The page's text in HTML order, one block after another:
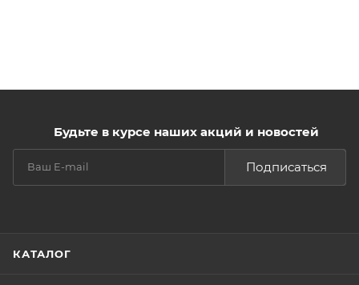
Будьте в курсе наших акций и новостей
Подписаться
КАТАЛОГ